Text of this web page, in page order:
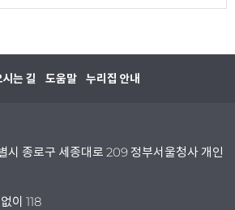
는 길 도움말 누리집 안내
시 종로구 세종대로 209 정부서울청사 개인
이 118